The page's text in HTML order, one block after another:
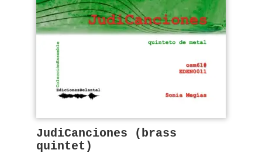
JudiCanciones (brass
quintet)